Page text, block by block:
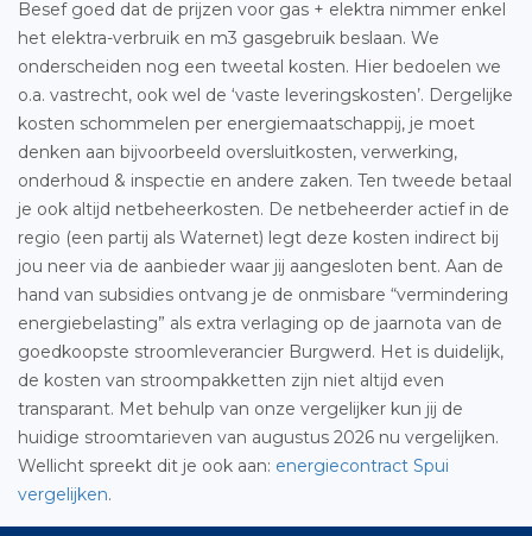
Besef goed dat de prijzen voor gas + elektra nimmer enkel
het elektra-verbruik en m3 gasgebruik beslaan. We
onderscheiden nog een tweetal kosten. Hier bedoelen we
o.a. vastrecht, ook wel de ‘vaste leveringskosten’. Dergelijke
kosten schommelen per energiemaatschappij, je moet
denken aan bijvoorbeeld oversluitkosten, verwerking,
onderhoud & inspectie en andere zaken. Ten tweede betaal
je ook altijd netbeheerkosten. De netbeheerder actief in de
regio (een partij als Waternet) legt deze kosten indirect bij
jou neer via de aanbieder waar jij aangesloten bent. Aan de
hand van subsidies ontvang je de onmisbare “vermindering
energiebelasting” als extra verlaging op de jaarnota van de
goedkoopste stroomleverancier Burgwerd. Het is duidelijk,
de kosten van stroompakketten zijn niet altijd even
transparant. Met behulp van onze vergelijker kun jij de
huidige stroomtarieven van augustus 2026 nu vergelijken.
Wellicht spreekt dit je ook aan: energiecontract Spui
vergelijken.